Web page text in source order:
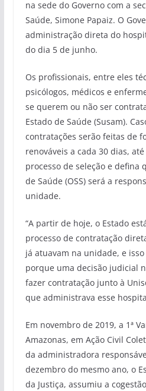
na sede do Governo com a
Saúde, Simone Papaiz. O
administração direta do
do dia 5 de junho.
Os profissionais, entre eles
psicólogos, médicos e
se querem ou não ser
Estado de Saúde (Susam).
contratações serão feitas de
renováveis a cada 30 dias,
processo de seleção e defina
de Saúde (OSS) será a
unidade.
“A partir de hoje, o Estado
processo de contratação
já atuavam na unidade, e
porque uma decisão judicial
fazer contratação junto à
que administrava esse
Em novembro de 2019, a 1ª
Amazonas, em Ação Civil
da administradora
dezembro do mesmo ano, o
da Justiça, assumiu a